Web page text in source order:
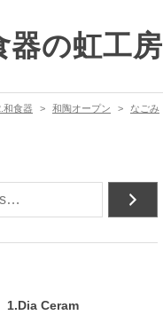
器の虹工房
和食器 和陶オープン なごみ
1.Dia Ceram